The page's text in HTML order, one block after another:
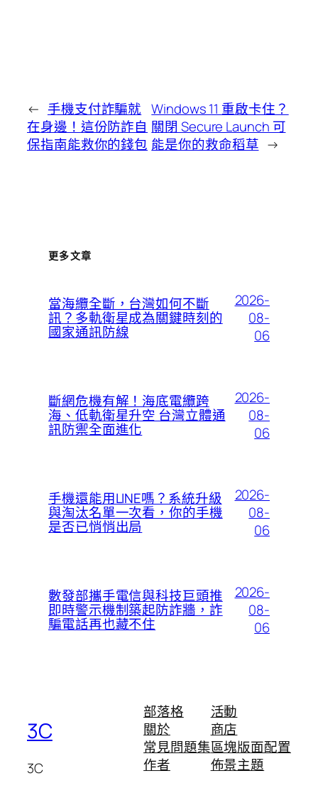
← 手機支付詐騙就
在身邊！這份防詐自
保指南能救你的錢包
Windows 11 重啟卡住？
關閉 Secure Launch 可
能是你的救命稻草 →
更多文章
當海纜全斷，台灣如何不斷
訊？多軌衛星成為關鍵時刻的
國家通訊防線
2026-
08-
06
斷網危機有解！海底電纜跨
海、低軌衛星升空 台灣立體通
訊防禦全面進化
2026-
08-
06
手機還能用LINE嗎？系統升級
與淘汰名單一次看，你的手機
是否已悄悄出局
2026-
08-
06
數發部攜手電信與科技巨頭推
即時警示機制築起防詐牆，詐
騙電話再也藏不住
2026-
08-
06
3C
3C
部落格
關於
常見問題集
作者
活動
商店
區塊版面配置
佈景主題